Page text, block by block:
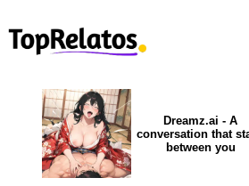
contenido
Dreamz.ai - A
conversation that
between you